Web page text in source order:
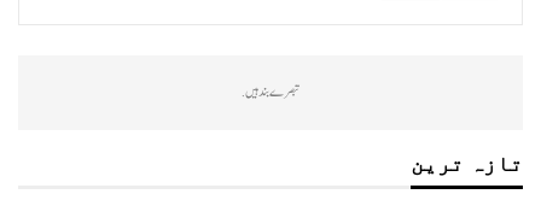
تبصرے بند ہیں.
تازہ ترین